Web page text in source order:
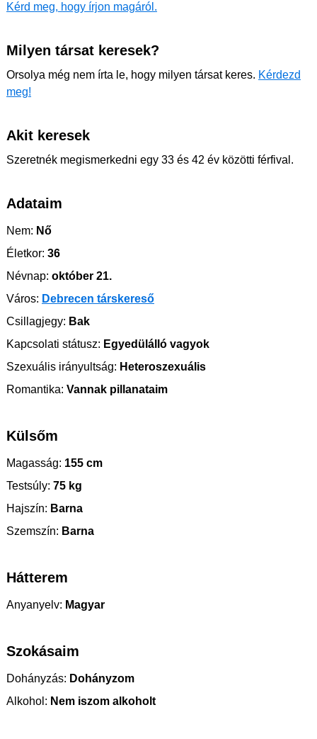
Kérd meg, hogy írjon magáról.
Milyen társat keresek?
Orsolya még nem írta le, hogy milyen társat keres. Kérdezd
meg!
Akit keresek
Szeretnék megismerkedni egy 33 és 42 év közötti férfival.
Adataim
Nem: Nő
Életkor: 36
Névnap: október 21.
Város: Debrecen társkereső
Csillagjegy: Bak
Kapcsolati státusz: Egyedülálló vagyok
Szexuális irányultság: Heteroszexuális
Romantika: Vannak pillanataim
Külsőm
Magasság: 155 cm
Testsúly: 75 kg
Hajszín: Barna
Szemszín: Barna
Hátterem
Anyanyelv: Magyar
Szokásaim
Dohányzás: Dohányzom
Alkohol: Nem iszom alkoholt